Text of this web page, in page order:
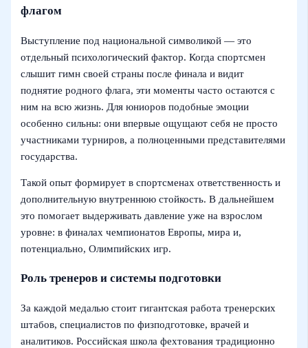
флагом
Выступление под национальной символикой — это
отдельный психологический фактор. Когда спортсмен
слышит гимн своей страны после финала и видит
поднятие родного флага, эти моменты часто остаются с
ним на всю жизнь. Для юниоров подобные эмоции
особенно сильны: они впервые ощущают себя не просто
участниками турниров, а полноценными представителями
государства.
Такой опыт формирует в спортсменах ответственность и
дополнительную внутреннюю стойкость. В дальнейшем
это помогает выдерживать давление уже на взрослом
уровне: в финалах чемпионатов Европы, мира и,
потенциально, Олимпийских игр.
Роль тренеров и системы подготовки
За каждой медалью стоит гигантская работа тренерских
штабов, специалистов по физподготовке, врачей и
аналитиков. Российская школа фехтования традиционно